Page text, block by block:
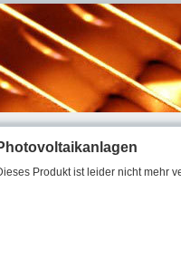
Produkt ist leider nicht mehr